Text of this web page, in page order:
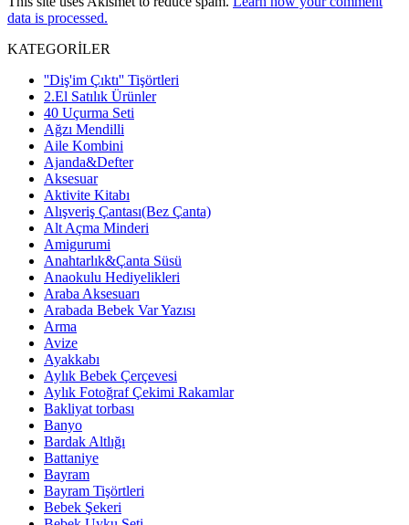
data is processed.
KATEGORİLER
''Diş'im Çıktı'' Tişörtleri
2.El Satılık Ürünler
40 Uçurma Seti
Ağzı Mendilli
Aile Kombini
Ajanda&Defter
Aksesuar
Aktivite Kitabı
Alışveriş Çantası(Bez Çanta)
Alt Açma Minderi
Amigurumi
Anahtarlık&Çanta Süsü
Anaokulu Hediyelikleri
Araba Aksesuarı
Arabada Bebek Var Yazısı
Arma
Avize
Ayakkabı
Aylık Bebek Çerçevesi
Aylık Fotoğraf Çekimi Rakamlar
Bakliyat torbası
Banyo
Bardak Altlığı
Battaniye
Bayram
Bayram Tişörtleri
Bebek Şekeri